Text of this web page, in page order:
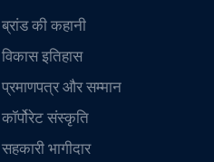
ब्रांड की कहानी
विकास इतिहास
प्रमाणपत्र और सम्मान
कॉर्पोरेट संस्कृति
सहकारी भागीदार